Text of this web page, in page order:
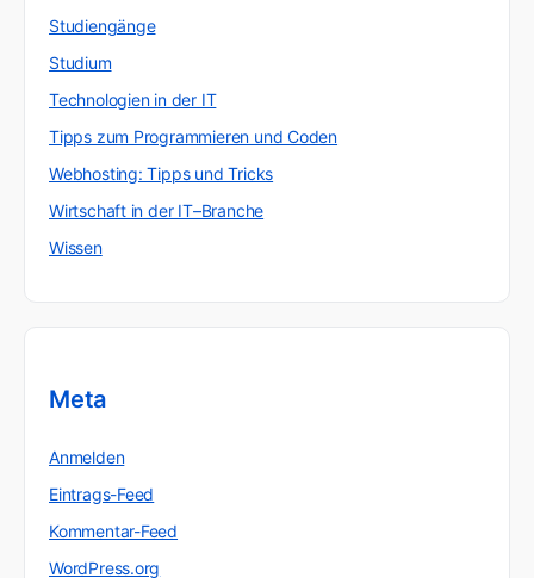
Studiengänge
Studium
Technologien in der IT
Tipps zum Programmieren und Coden
Webhosting: Tipps und Tricks
Wirtschaft in der IT–Branche
Wissen
Meta
Anmelden
Eintrags-Feed
Kommentar-Feed
WordPress.org